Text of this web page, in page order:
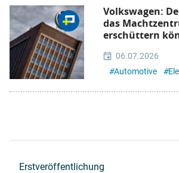
Volkswagen:
das
erschüttern
06.07.2026
#Automotive #
Erstveröffentlichung